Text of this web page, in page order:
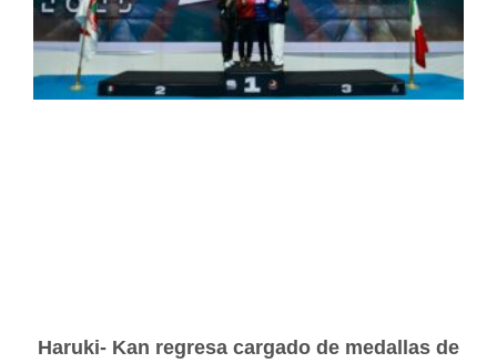
Haruki- Kan regresa cargado de medallas de